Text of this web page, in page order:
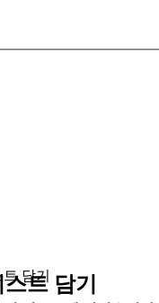
담기
트 담기